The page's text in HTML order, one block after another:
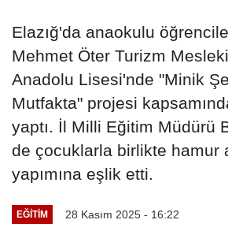
Elazığ'da anaokulu
Mehmet Öter Turizm
Anadolu Lisesi'nde "Minik
Mutfakta" projesi
yaptı. İl Milli Eğitim Müdürü
de çocuklarla birlikte hamur
yapımına eşlik etti.
EĞITIM 28 Kasım 2025 - 16:22